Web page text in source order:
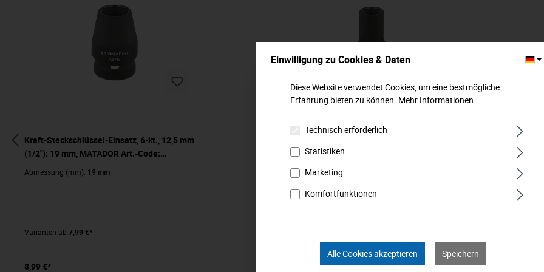
Kraft-Steckschlüssel-Einsatz, 6-kt., 12,5 mm
(1/2"): 19 mm, MATADOR Art.-Code:
74750190
Abmessung (mm): 19 mm
Varianten ab 7,99 €*
8,99 €*
mm (3/4"): 32 mm, MATADOR Art.-Code:
75810320
Abmessung (mm):
Einwilligung zu Cookies & Daten
Diese Website verwendet Cookies, um eine bestmögliche
Erfahrung bieten zu können. Mehr Informationen ...
Technisch erforderlich
Statistiken
Marketing
Komfortfunktionen
Alle Cookies akzeptieren Speichern